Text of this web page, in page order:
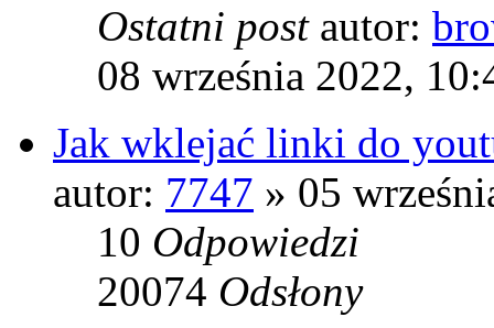
Ostatni post autor:
08 września 2022,
Jak wklejać linki do
autor: 7747 » 05
10 Odpowiedzi
20074 Odsłony